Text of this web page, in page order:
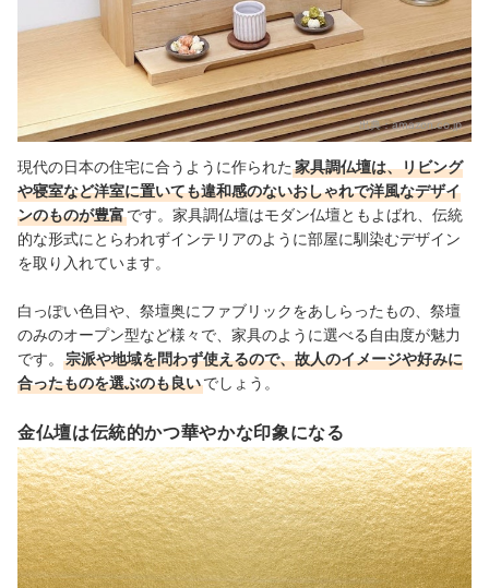
出典：amazon.co.jp
現代の日本の住宅に合うように作られた 家具調仏壇は、リビング
や寝室など洋室に置いても違和感のないおしゃれで洋風なデザイ
ンのものが豊富です。家具調仏壇はモダン仏壇ともよばれ、伝統
的な形式にとらわれずインテリアのように部屋に馴染むデザイン
を取り入れています。
白っぽい色目や、祭壇奥にファブリックをあしらったもの、祭壇
のみのオープン型など様々で、家具のように選べる自由度が魅力
です。
宗派や地域を問わず使えるので、故人のイメージや好みに
合ったものを選ぶのも良いでしょう。
金仏壇は伝統的かつ華やかな印象になる